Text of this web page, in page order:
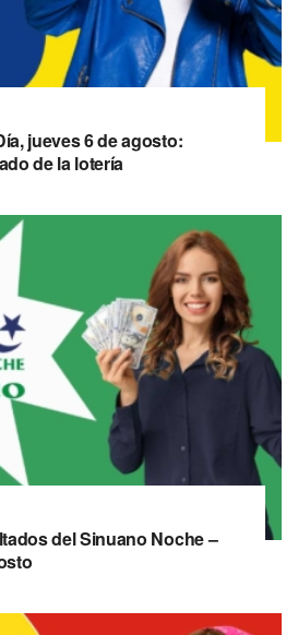
jueves 6 de agosto:
de la lotería
del Sinuano Noche –